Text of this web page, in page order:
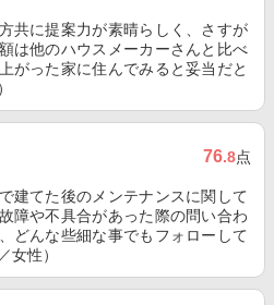
共に提案力が素晴らしく、さすが
は他のハウスメーカーさんと比べ
がった家に住んでみると妥当だと
76.8点
建てた後のメンテナンスに関して
障や不具合があった際の問い合わ
どんな些細な事でもフォローして
女性）